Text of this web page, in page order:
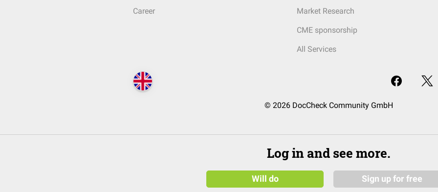
Career Market Research
CME sponsorship
All Services
© 2026 DocCheck Community GmbH
Log in and see more.
Will do Sign up for free